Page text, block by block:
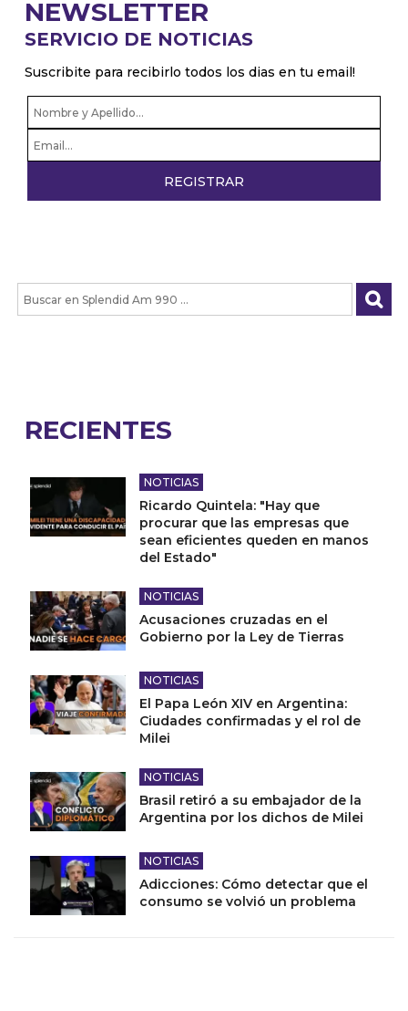
NEWSLETTER
SERVICIO DE NOTICIAS
Suscribite para recibirlo todos los dias en tu email!
RECIENTES
NOTICIAS
Ricardo Quintela: "Hay que
procurar que las empresas que
sean eficientes queden en manos
del Estado"
NOTICIAS
Acusaciones cruzadas en el
Gobierno por la Ley de Tierras
NOTICIAS
El Papa León XIV en Argentina:
Ciudades confirmadas y el rol de
Milei
NOTICIAS
Brasil retiró a su embajador de la
Argentina por los dichos de Milei
NOTICIAS
Adicciones: Cómo detectar que el
consumo se volvió un problema